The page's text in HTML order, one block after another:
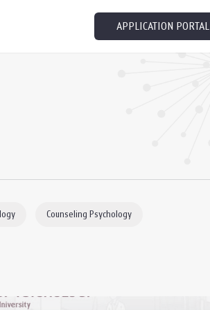
APPLICATION PORTAL
Counseling Psychology